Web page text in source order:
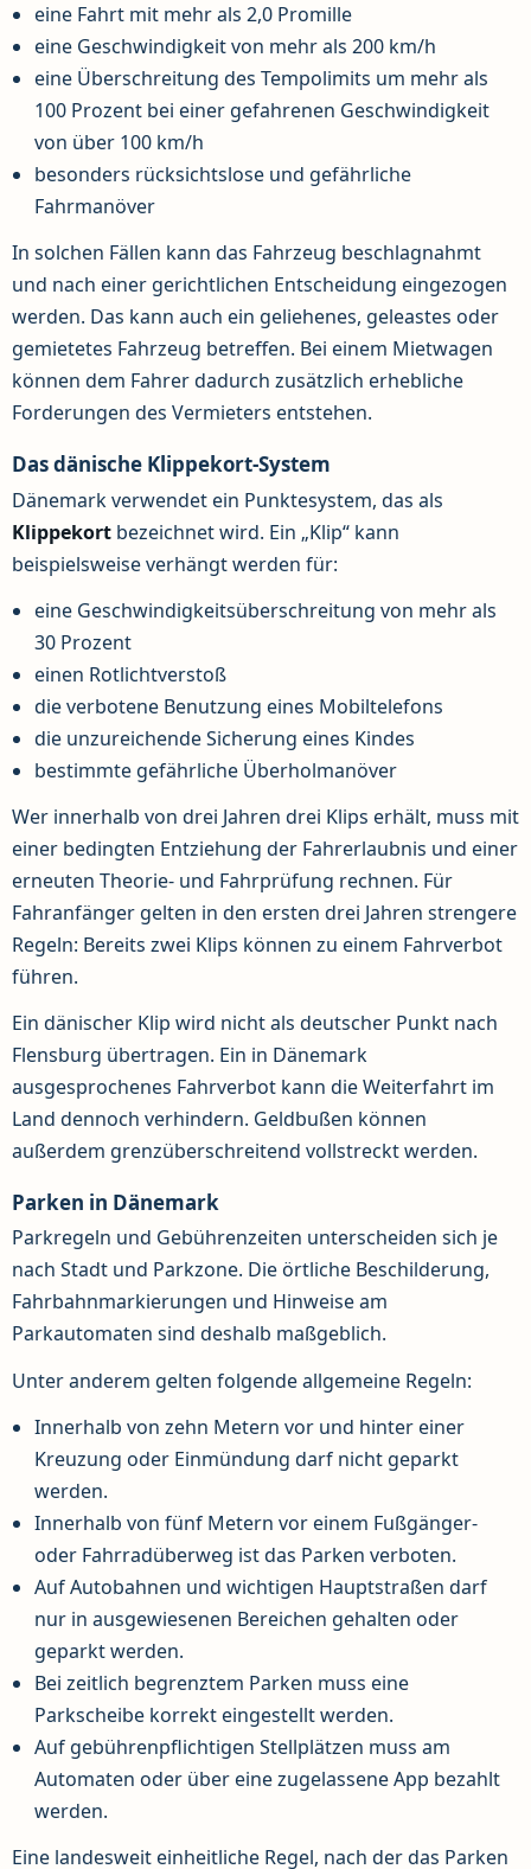
eine Fahrt mit mehr als 2,0 Promille
eine Geschwindigkeit von mehr als 200 km/h
eine Überschreitung des Tempolimits um mehr als
100 Prozent bei einer gefahrenen Geschwindigkeit
von über 100 km/h
besonders rücksichtslose und gefährliche
Fahrmanöver
In solchen Fällen kann das Fahrzeug beschlagnahmt
und nach einer gerichtlichen Entscheidung eingezogen
werden. Das kann auch ein geliehenes, geleastes oder
gemietetes Fahrzeug betreffen. Bei einem Mietwagen
können dem Fahrer dadurch zusätzlich erhebliche
Forderungen des Vermieters entstehen.
Das dänische Klippekort-System
Dänemark verwendet ein Punktesystem, das als
Klippekort bezeichnet wird. Ein „Klip“ kann
beispielsweise verhängt werden für:
eine Geschwindigkeitsüberschreitung von mehr als
30 Prozent
einen Rotlichtverstoß
die verbotene Benutzung eines Mobiltelefons
die unzureichende Sicherung eines Kindes
bestimmte gefährliche Überholmanöver
Wer innerhalb von drei Jahren drei Klips erhält, muss mit
einer bedingten Entziehung der Fahrerlaubnis und einer
erneuten Theorie- und Fahrprüfung rechnen. Für
Fahranfänger gelten in den ersten drei Jahren strengere
Regeln: Bereits zwei Klips können zu einem Fahrverbot
führen.
Ein dänischer Klip wird nicht als deutscher Punkt nach
Flensburg übertragen. Ein in Dänemark
ausgesprochenes Fahrverbot kann die Weiterfahrt im
Land dennoch verhindern. Geldbußen können
außerdem grenzüberschreitend vollstreckt werden.
Parken in Dänemark
Parkregeln und Gebührenzeiten unterscheiden sich je
nach Stadt und Parkzone. Die örtliche Beschilderung,
Fahrbahnmarkierungen und Hinweise am
Parkautomaten sind deshalb maßgeblich.
Unter anderem gelten folgende allgemeine Regeln:
Innerhalb von zehn Metern vor und hinter einer
Kreuzung oder Einmündung darf nicht geparkt
werden.
Innerhalb von fünf Metern vor einem Fußgänger-
oder Fahrradüberweg ist das Parken verboten.
Auf Autobahnen und wichtigen Hauptstraßen darf
nur in ausgewiesenen Bereichen gehalten oder
geparkt werden.
Bei zeitlich begrenztem Parken muss eine
Parkscheibe korrekt eingestellt werden.
Auf gebührenpflichtigen Stellplätzen muss am
Automaten oder über eine zugelassene App bezahlt
werden.
Eine landesweit einheitliche Regel, nach der das Parken